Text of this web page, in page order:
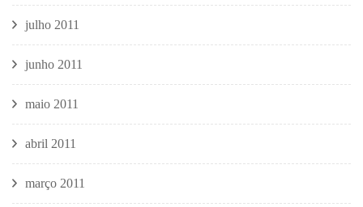
julho 2011
junho 2011
maio 2011
abril 2011
março 2011